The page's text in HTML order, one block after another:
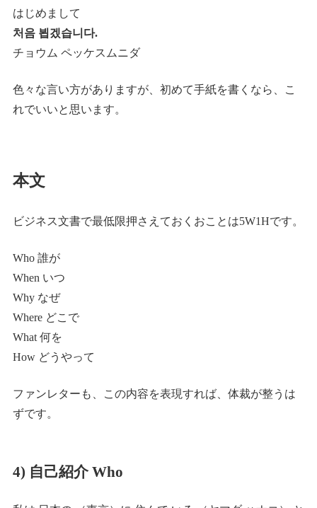
はじめまして
처음 뵙겠습니다.
チョウム ペッケスムニダ
色々な言い方がありますが、初めて手紙を書くなら、こ
れでいいと思います。
本文
ビジネス文書で最低限押さえておくおことは5W1Hです。
Who 誰が
When いつ
Why なぜ
Where どこで
What 何を
How どうやって
ファンレターも、この内容を表現すれば、体裁が整うは
ずです。
4) 自己紹介 Who